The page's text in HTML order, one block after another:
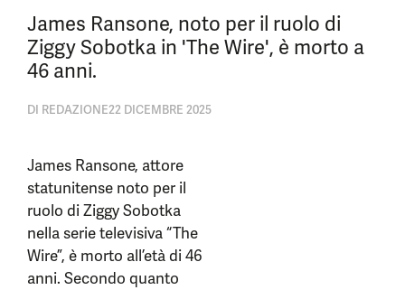
James Ransone, noto per il ruolo di
Ziggy Sobotka in 'The Wire', è morto a
46 anni.
DI REDAZIONE22 DICEMBRE 2025
James Ransone, attore
statunitense noto per il
ruolo di Ziggy Sobotka
nella serie televisiva “The
Wire”, è morto all’età di 46
anni. Secondo quanto